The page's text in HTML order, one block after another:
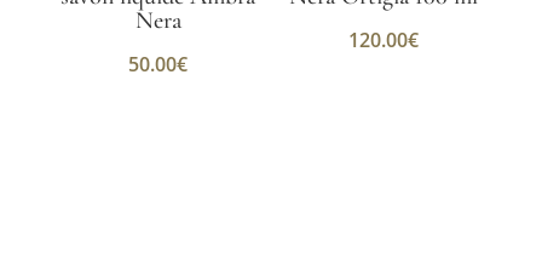
Nera
50.00€
120.00€